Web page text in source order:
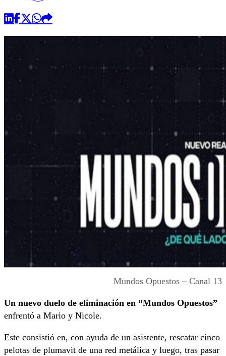
Mundos Opuestos – Canal 13
Un nuevo duelo de eliminación en “Mundos Opuestos”
enfrentó a Mario y Nicole.
Este consistió en, con ayuda de un asistente, rescatar cinco
pelotas de plumavit de una red metálica y luego, tras pasar